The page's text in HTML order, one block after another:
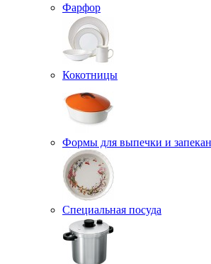
Фарфор
Кокотницы
Формы для выпечки и
Специальная посуда